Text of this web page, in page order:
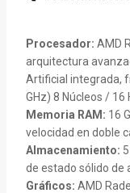
Procesador: AMD
arquitectura
Artificial integrada,
GHz) 8 Núcleos / 16
Memoria RAM: 16
velocidad en doble
Almacenamiento:
de estado sólido de
Gráficos: AMD